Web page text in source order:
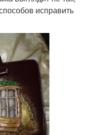
исправить